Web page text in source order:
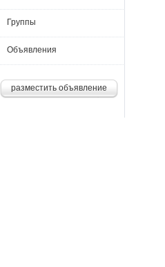
Группы
Объявления
разместить объявление